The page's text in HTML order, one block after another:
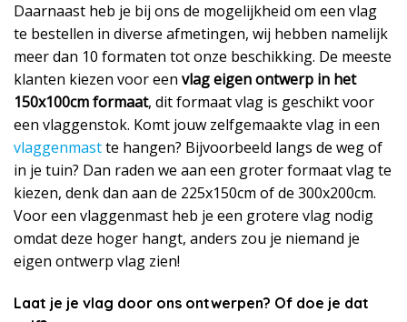
Daarnaast heb je bij ons de mogelijkheid om een vlag
te bestellen in diverse afmetingen, wij hebben namelijk
meer dan 10 formaten tot onze beschikking. De meeste
klanten kiezen voor een vlag eigen ontwerp in het
150x100cm formaat, dit formaat vlag is geschikt voor
een vlaggenstok. Komt jouw zelfgemaakte vlag in een
vlaggenmastte hangen? Bijvoorbeeld langs de weg of
in je tuin? Dan raden we aan een groter formaat vlag te
kiezen, denk dan aan de 225x150cm of de 300x200cm.
Voor een vlaggenmast heb je een grotere vlag nodig
omdat deze hoger hangt, anders zou je niemand je
eigen ontwerp vlag zien!
Laat je je vlag door ons ontwerpen? Of doe je dat